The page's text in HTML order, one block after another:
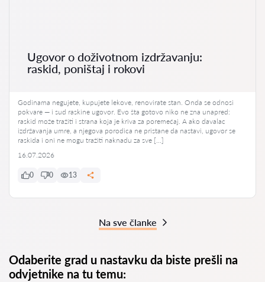
Ugovor o doživotnom izdržavanju:
raskid, poništaj i rokovi
Godinama negujete, kupujete lekove, renovirate stan. Onda se odnosi
pokvare — i sud raskine ugovor. Evo šta gotovo niko ne zna unapred:
raskid može tražiti i strana koja je kriva za poremećaj. A ako davalac
izdržavanja umre, a njegova porodica ne pristane da nastavi, ugovor se
raskida i oni ne mogu tražiti naknadu za sve […]
16.07.2026
0 0 13
Na sve članke
Odaberite grad u nastavku da biste prešli na
odvjetnike na tu temu: